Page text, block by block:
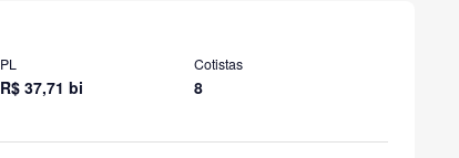
PL
R$ 37,71 bi
Cotistas
8